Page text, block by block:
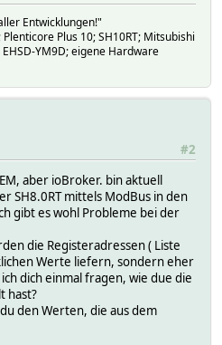
U32-revRegs 1
U32-unpack N
S32-len 2
S32-revRegs 1
S32-unpack l>
S16-unpack s>
poll 1
reading Inside_Temperature
expr $val/10
poll 1
reading MPPT_1_Voltage
expr $val/10
poll 1
reading MPPT_1_Current
expr $val/10
poll 1
reading MPPT_2_Voltage
expr $val/10
Entwicklungen!"
Plus 10; SH10RT; Mitsubishi
EHSD-YM9D; eigene Hardware
#2
aber ioBroker. bin aktuell
SH8.0RT mittels ModBus in den
gibt es wohl Probleme bei der
die Registeradressen ( Liste
Werte liefern, sondern eher
dich einmal fragen, wie due die
hast?
den Werten, die aus dem